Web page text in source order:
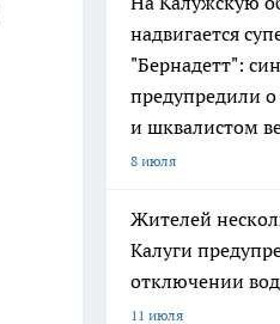
надвигается
"Бернадетт":
предупредили о
и шквалистом
8 июля
Жителей
Калуги
отключении
11 июля